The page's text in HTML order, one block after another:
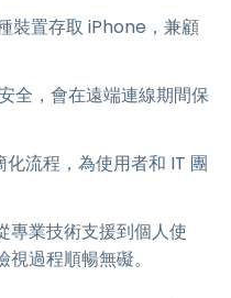
裝置存取 iPhone，兼顧
全，會在遠端連線期間保
流程，為使用者和 IT 團
專業技術支援到個人使
過程順暢無礙。